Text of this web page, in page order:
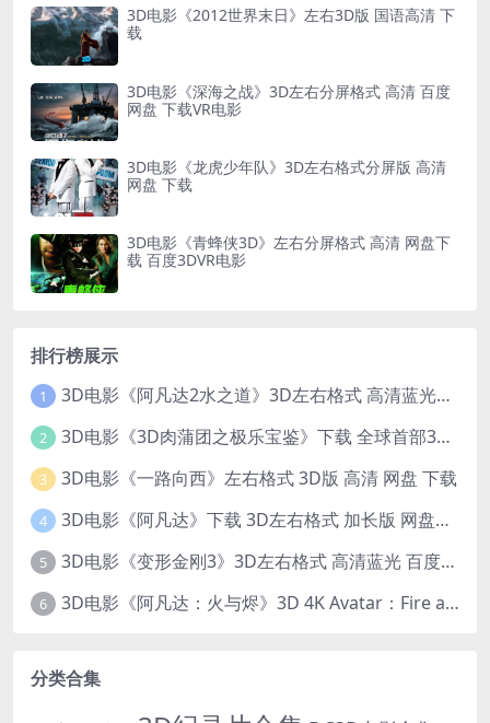
3D电影《2012世界末日》左右3D版 国语高清 下
载
3D电影《深海之战》3D左右分屏格式 高清 百度
网盘 下载VR电影
3D电影《龙虎少年队》3D左右格式分屏版 高清
网盘 下载
3D电影《青蜂侠3D》左右分屏格式 高清 网盘下
载 百度3DVR电影
排行榜展示
1 3D电影《阿凡达2水之道》3D左右格式 高清蓝光原盘 网盘下载 中文配音 4K3DVR电影
2 3D电影《3D肉蒲团之极乐宝鉴》下载 全球首部3D限制级电影 网盘下载
3 3D电影《一路向西》左右格式 3D版 高清 网盘 下载
4 3D电影《阿凡达》下载 3D左右格式 加长版 网盘下载
5 3D电影《变形金刚3》3D左右格式 高清蓝光 百度网盘+迅雷 下载 出屏国配字幕.国英双语
6 3D电影《阿凡达：火与烬》3D 4K Avatar：Fire and Ash 3D 左右格式 高清4K 电影 下载
分类合集